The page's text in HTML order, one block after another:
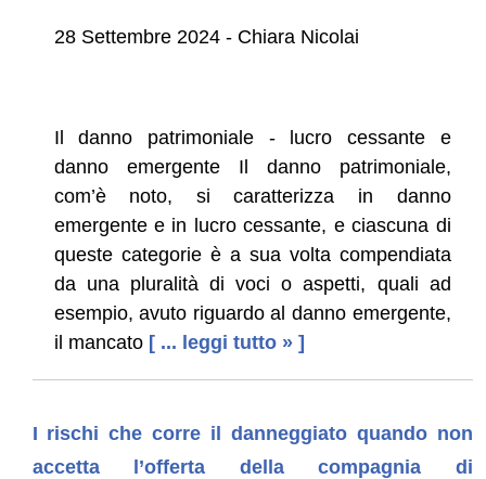
28 Settembre 2024 - Chiara Nicolai
Il danno patrimoniale - lucro cessante e
danno emergente Il danno patrimoniale,
com’è noto, si caratterizza in danno
emergente e in lucro cessante, e ciascuna di
queste categorie è a sua volta compendiata
da una pluralità di voci o aspetti, quali ad
esempio, avuto riguardo al danno emergente,
il mancato [ ... leggi tutto » ]
I rischi che corre il danneggiato quando non
accetta l’offerta della compagnia di